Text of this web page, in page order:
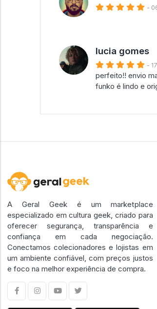
-
lucia gomes
-
perfeito!! envio
funko é lindo e
A Geral Geek é um marketplace
especializado em cultura geek, criado para
oferecer segurança, transparência e
confiança em cada negociação.
Conectamos colecionadores e lojistas em
um ambiente confiável, com preços justos
e foco na melhor experiência de compra.